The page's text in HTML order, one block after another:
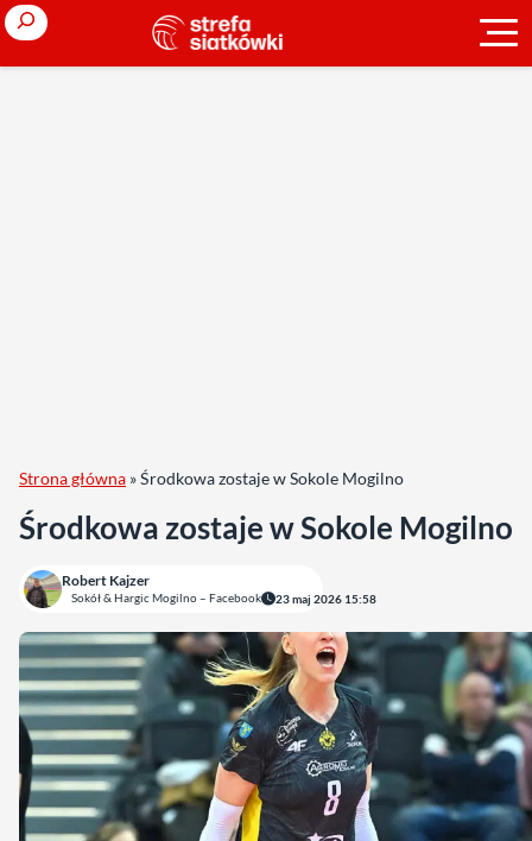
Search
Strona główna »Środkowa zostaje w Sokole Mogilno
Środkowa zostaje w Sokole Mogilno
Robert Kajzer
Sokół & Hargic Mogilno – Facebook 23 maj 2026 15:58